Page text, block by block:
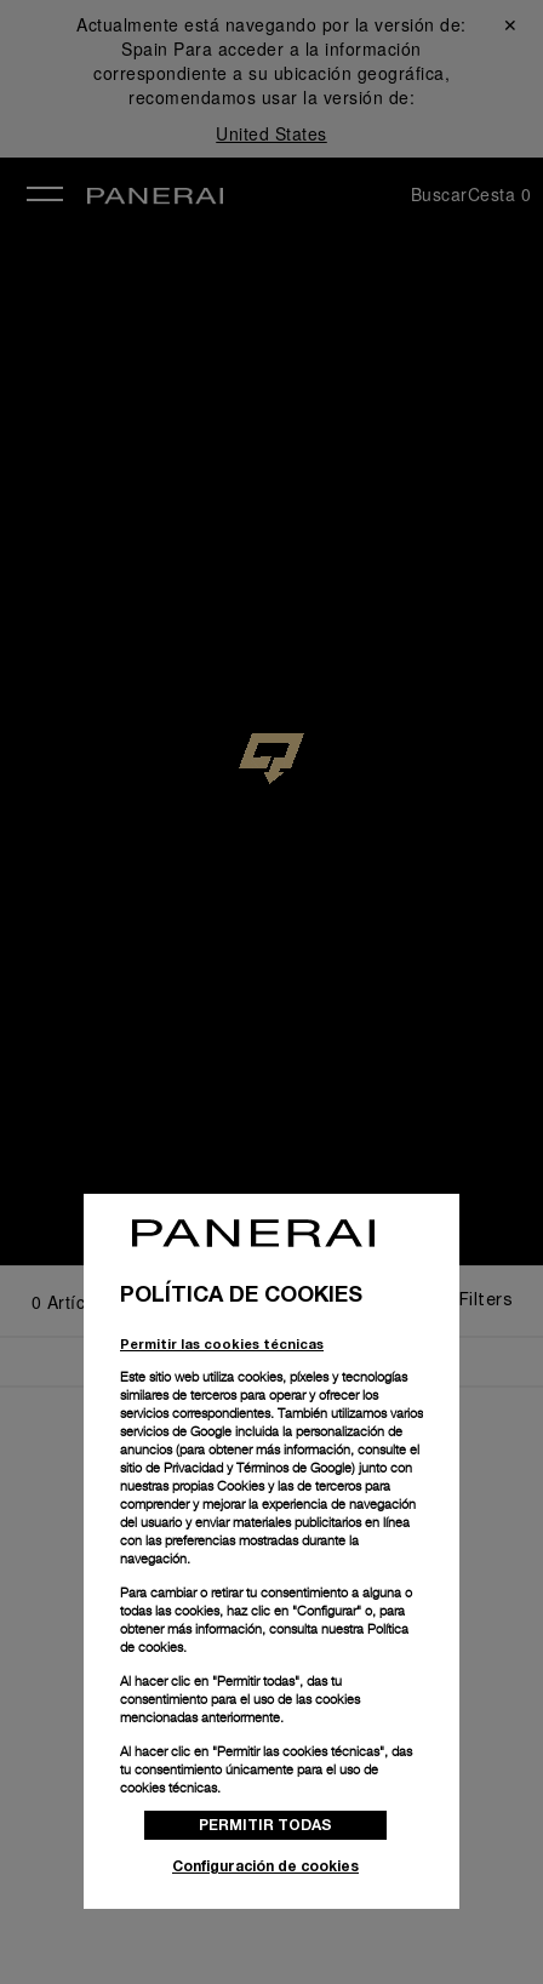
Actualmente está navegando por la versión de:
Spain Para acceder a la información
correspondiente a su ubicación geográfica,
recomendamos usar la versión de:
United States
Cerrar ✕
BuscarCesta 0
0 Artículos Filters
No se ha encontrado ningún resultado.
POLÍTICA DE COOKIES
Permitir las cookies técnicas
Este sitio web utiliza cookies, píxeles y tecnologías
similares de terceros para operar y ofrecer los
servicios correspondientes. También utilizamos varios
servicios de Google incluida la personalización de
anuncios (para obtener más información, consulte el
sitio de Privacidad y Términos de Google) junto con
nuestras propias Cookies y las de terceros para
comprender y mejorar la experiencia de navegación
del usuario y enviar materiales publicitarios en línea
con las preferencias mostradas durante la
navegación.
Para cambiar o retirar tu consentimiento a alguna o
todas las cookies, haz clic en "Configurar" o, para
obtener más información, consulta nuestra Política
de cookies.
Al hacer clic en "Permitir todas", das tu
consentimiento para el uso de las cookies
mencionadas anteriormente.
Al hacer clic en "Permitir las cookies técnicas", das
tu consentimiento únicamente para el uso de
cookies técnicas.
PERMITIR TODAS
Configuración de cookies